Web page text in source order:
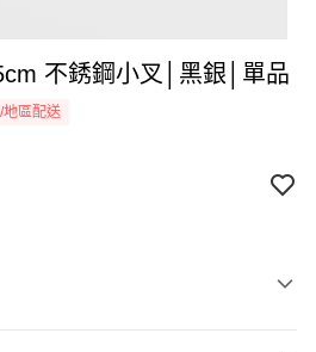
不銹鋼小叉│黑銀│單品
地區配送